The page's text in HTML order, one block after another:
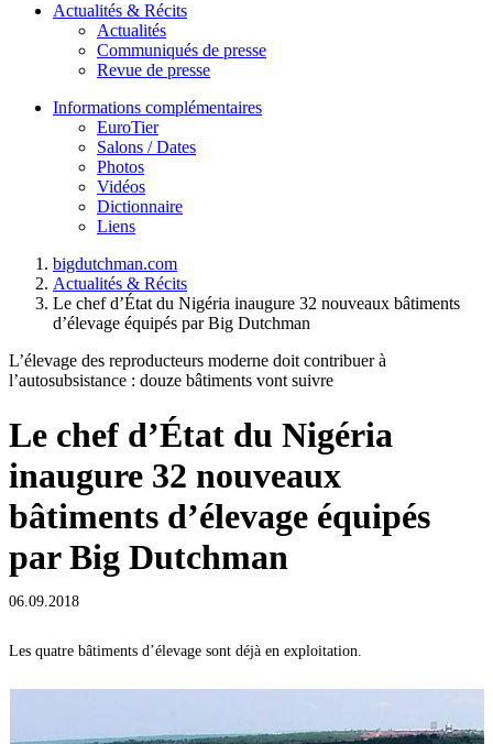
Actualités & Récits
Actualités
Communiqués de presse
Revue de presse
Informations complémentaires
EuroTier
Salons / Dates
Photos
Vidéos
Dictionnaire
Liens
bigdutchman.com
Actualités & Récits
Le chef d’État du Nigéria inaugure 32 nouveaux bâtiments
d’élevage équipés par Big Dutchman
L’élevage des reproducteurs moderne doit contribuer à
l’autosubsistance : douze bâtiments vont suivre
Le chef d’État du Nigéria
inaugure 32 nouveaux
bâtiments d’élevage équipés
par Big Dutchman
06.09.2018
Les quatre bâtiments d’élevage sont déjà en exploitation.